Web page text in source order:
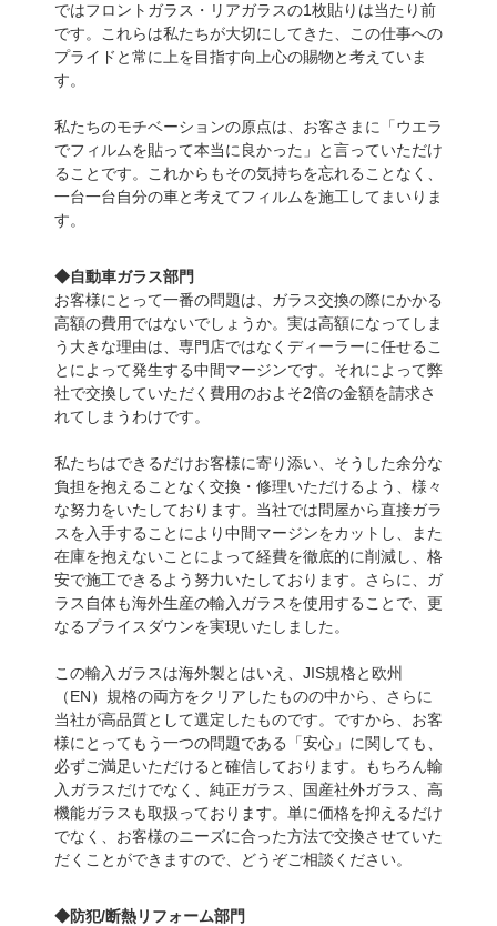
ではフロントガラス・リアガラスの1枚貼りは当たり前
です。これらは私たちが大切にしてきた、この仕事への
プライドと常に上を目指す向上心の賜物と考えていま
す。
私たちのモチベーションの原点は、お客さまに「ウエラ
でフィルムを貼って本当に良かった」と言っていただけ
ることです。これからもその気持ちを忘れることなく、
一台一台自分の車と考えてフィルムを施工してまいりま
す。
◆自動車ガラス部門
お客様にとって一番の問題は、ガラス交換の際にかかる
高額の費用ではないでしょうか。実は高額になってしま
う大きな理由は、専門店ではなくディーラーに任せるこ
とによって発生する中間マージンです。それによって弊
社で交換していただく費用のおよそ2倍の金額を請求さ
れてしまうわけです。
私たちはできるだけお客様に寄り添い、そうした余分な
負担を抱えることなく交換・修理いただけるよう、様々
な努力をいたしております。当社では問屋から直接ガラ
スを入手することにより中間マージンをカットし、また
在庫を抱えないことによって経費を徹底的に削減し、格
安で施工できるよう努力いたしております。さらに、ガ
ラス自体も海外生産の輸入ガラスを使用することで、更
なるプライスダウンを実現いたしました。
この輸入ガラスは海外製とはいえ、JIS規格と欧州
（EN）規格の両方をクリアしたものの中から、さらに
当社が高品質として選定したものです。ですから、お客
様にとってもう一つの問題である「安心」に関しても、
必ずご満足いただけると確信しております。もちろん輸
入ガラスだけでなく、純正ガラス、国産社外ガラス、高
機能ガラスも取扱っております。単に価格を抑えるだけ
でなく、お客様のニーズに合った方法で交換させていた
だくことができますので、どうぞご相談ください。
◆防犯/断熱リフォーム部門